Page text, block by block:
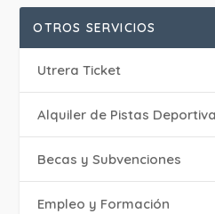
OTROS SERVICIOS
Utrera Ticket
Alquiler de Pistas
Becas y Subvenciones
Empleo y Formación